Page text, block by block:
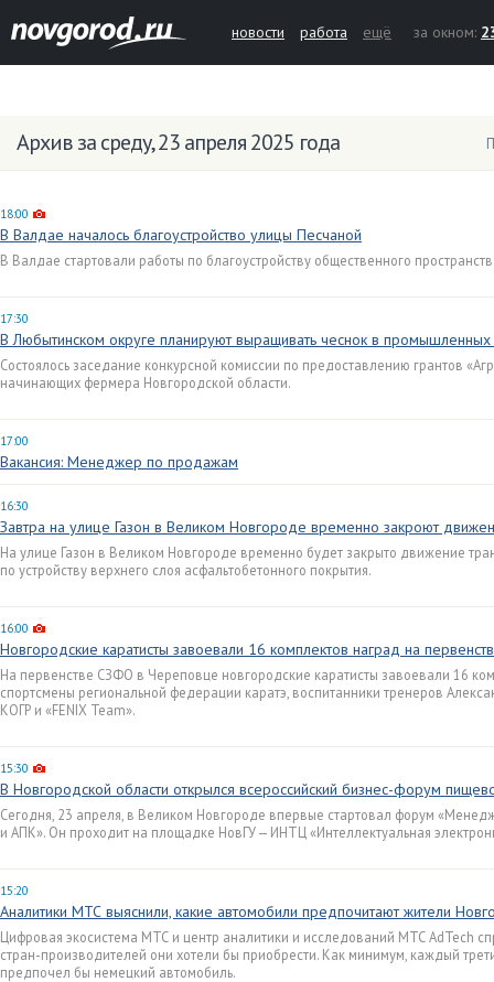
новости работа ещё за окном:
Архив за среду, 23 апреля 2025 года
18:00
В Валдае началось благоустройство улицы Песчаной
В Валдае стартовали работы по благоустройству общественного
17:30
В Любытинском округе планируют выращивать чеснок в
Состоялось заседание конкурсной комиссии по предоставлению грантов
начинающих фермера Новгородской области.
17:00
Вакансия: Менеджер по продажам
16:30
Завтра на улице Газон в Великом Новгороде временно закроют
На улице Газон в Великом Новгороде временно будет закрыто движение
по устройству верхнего слоя асфальтобетонного покрытия.
16:00
Новгородские каратисты завоевали 16 комплектов наград на
На первенстве СЗФО в Череповце новгородские каратисты завоевали 16
спортсмены региональной федерации каратэ, воспитанники тренеров
КОГР и «FENIX Team».
15:30
В Новгородской области открылся всероссийский бизнес-форум
Сегодня, 23 апреля, в Великом Новгороде впервые стартовал форум
и АПК». Он проходит на площадке НовГУ — ИНТЦ «Интеллектуальная
15:20
Аналитики МТС выяснили, какие автомобили предпочитают жители
Цифровая экосистема МТС и центр аналитики и исследований МТС AdTech
стран-производителей они хотели бы приобрести. Как минимум, каждый
предпочел бы немецкий автомобиль.